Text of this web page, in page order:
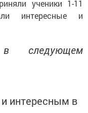
ученики 1-11
интересные и
в следующем
интересным в